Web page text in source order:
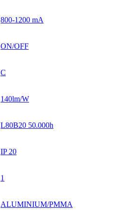
800-1200 mA
ON/OFF
C
140lm/W
L80B20 50.000h
IP 20
1
ALUMINIUM/PMMA